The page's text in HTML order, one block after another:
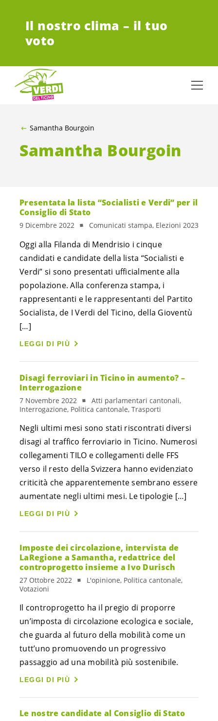
Il nostro clima – il tuo
voto
Samantha Bourgoin
Samantha Bourgoin
Presentata la lista “Socialisti e Verdi” per il
Consiglio di Stato
9 Dicembre 2022 Comunicati stampa, Elezioni 2023
Oggi alla Filanda di Mendrisio i cinque
candidati e candidate della lista “Socialisti e
Verdi” si sono presentati ufficialmente alla
popolazione. Alla conferenza stampa, i
rappresentanti e le rappresentanti del Partito
Socialista, de I Verdi del Ticino, della Gioventù
[…]
LEGGI DI PIÙ
Disagi ferroviari in Ticino in aumento? –
Interrogazione
7 Novembre 2022
Atti parlamentari cantonali,
Interrogazione, Politica cantonale, Trasporti
Negli ultimi mesi sono stati riscontrati diversi
disagi al traffico ferroviario in Ticino. Numerosi
collegamenti TILO e collegamenti delle FFS
verso il resto della Svizzera hanno evidenziato
criticità che apparentemente sembrano essere
aumentate negli ultimi mesi. Le tipologie […]
LEGGI DI PIÙ
Imposte dei circolazione, intervista de
LaRegione a Samantha, redattrice del
controprogetto insieme a Ivo Durisch
27 Ottobre 2022
L'opinione, Politica cantonale,
Votazioni
Il controprogetto ha il pregio di proporre
un’imposta di circolazione ecologica e sociale,
che guarda al futuro della mobilità come un
tutt’uno promuovendo un progressivo
passaggio ad una mobilità più sostenibile.
LEGGI DI PIÙ
Le nostre candidate al Consiglio di Stato